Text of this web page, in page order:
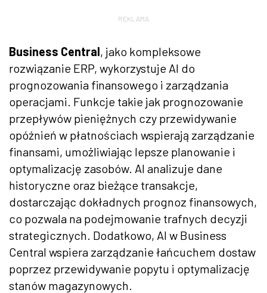
REKLAMA
Business Central, jako kompleksowe
rozwiązanie ERP, wykorzystuje AI do
prognozowania finansowego i zarządzania
operacjami. Funkcje takie jak prognozowanie
przepływów pieniężnych czy przewidywanie
opóźnień w płatnościach wspierają zarządzanie
finansami, umożliwiając lepsze planowanie i
optymalizację zasobów. AI analizuje dane
historyczne oraz bieżące transakcje,
dostarczając dokładnych prognoz finansowych,
co pozwala na podejmowanie trafnych decyzji
strategicznych. Dodatkowo, AI w Business
Central wspiera zarządzanie łańcuchem dostaw
poprzez przewidywanie popytu i optymalizację
stanów magazynowych.